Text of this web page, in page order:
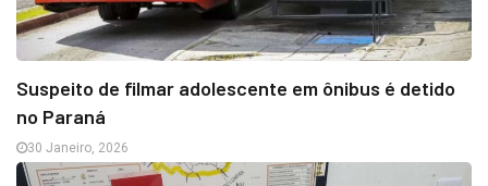
Suspeito de filmar adolescente em ônibus é detido
no Paraná
30 Janeiro, 2026